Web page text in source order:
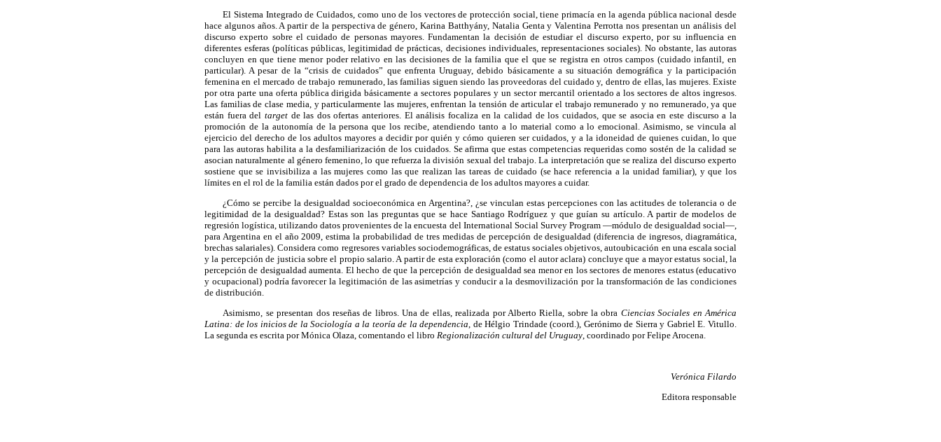
El Sistema Integrado de Cuidados, como uno de los vectores de protección social, tiene primacía en la agenda pública nacional desde
hace algunos años. A partir de la perspectiva de género, Karina Batthyány, Natalia Genta y Valentina Perrotta nos presentan un análisis del
discurso experto sobre el cuidado de personas mayores. Fundamentan la decisión de estudiar el discurso experto, por su influencia en
diferentes esferas (políticas públicas, legitimidad de prácticas, decisiones individuales, representaciones sociales). No obstante, las autoras
concluyen en que tiene menor poder relativo en las decisiones de la familia que el que se registra en otros campos (cuidado infantil, en
particular). A pesar de la “crisis de cuidados” que enfrenta Uruguay, debido básicamente a su situación demográfica y la participación
femenina en el mercado de trabajo remunerado, las familias siguen siendo las proveedoras del cuidado y, dentro de ellas, las mujeres. Existe
por otra parte una oferta pública dirigida básicamente a sectores populares y un sector mercantil orientado a los sectores de altos ingresos.
Las familias de clase media, y particularmente las mujeres, enfrentan la tensión de articular el trabajo remunerado y no remunerado, ya que
están fuera del targetde las dos ofertas anteriores. El análisis focaliza en la calidad de los cuidados, que se asocia en este discurso a la
promoción de la autonomía de la persona que los recibe, atendiendo tanto a lo material como a lo emocional. Asimismo, se vincula al
ejercicio del derecho de los adultos mayores a decidir por quién y cómo quieren ser cuidados, y a la idoneidad de quienes cuidan, lo que
para las autoras habilita a la desfamiliarización de los cuidados. Se afirma que estas competencias requeridas como sostén de la calidad se
asocian naturalmente al género femenino, lo que refuerza la división sexual del trabajo. La interpretación que se realiza del discurso experto
sostiene que se invisibiliza a las mujeres como las que realizan las tareas de cuidado (se hace referencia a la unidad familiar), y que los
límites en el rol de la familia están dados por el grado de dependencia de los adultos mayores a cuidar.
¿Cómo se percibe la desigualdad socioeconómica en Argentina?, ¿se vinculan estas percepciones con las actitudes de tolerancia o de
legitimidad de la desigualdad? Estas son las preguntas que se hace Santiago Rodríguez y que guían su artículo. A partir de modelos de
regresión logística, utilizando datos provenientes de la encuesta del International Social Survey Program —módulo de desigualdad social—,
para Argentina en el año 2009, estima la probabilidad de tres medidas de percepción de desigualdad (diferencia de ingresos, diagramática,
brechas salariales). Considera como regresores variables sociodemográficas, de estatus sociales objetivos, autoubicación en una escala social
y la percepción de justicia sobre el propio salario. A partir de esta exploración (como el autor aclara) concluye que a mayor estatus social, la
percepción de desigualdad aumenta. El hecho de que la percepción de desigualdad sea menor en los sectores de menores estatus (educativo
y ocupacional) podría favorecer la legitimación de las asimetrías y conducir a la desmovilización por la transformación de las condiciones
de distribución.
Asimismo, se presentan dos reseñas de libros. Una de ellas, realizada por Alberto Riella, sobre la obra Ciencias Sociales en América
Latina: de los inicios de la Sociología a la teoría de la dependencia, de Hélgio Trindade (coord.), Gerónimo de Sierra y Gabriel E. Vitullo.
La segunda es escrita por Mónica Olaza, comentando el libro Regionalización cultural del Uruguay, coordinado por Felipe Arocena.
Verónica Filardo
Editora responsable